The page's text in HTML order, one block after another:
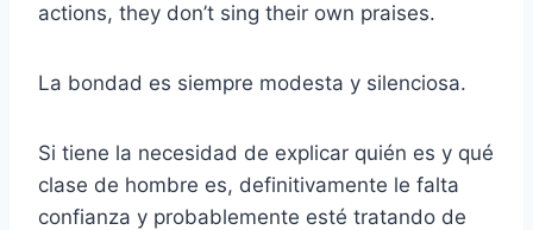
actions, they don’t sing their own praises.
La bondad es siempre modesta y silenciosa.
Si tiene la necesidad de explicar quién es y qué
clase de hombre es, definitivamente le falta
confianza y probablemente esté tratando de